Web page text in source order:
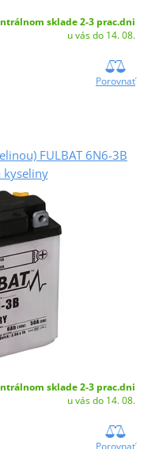
sklade 2-3 prac.dni
u vás do 14. 08.
Porovnať
FULBAT 6N6-3B
kyseliny
sklade 2-3 prac.dni
u vás do 14. 08.
Porovnať